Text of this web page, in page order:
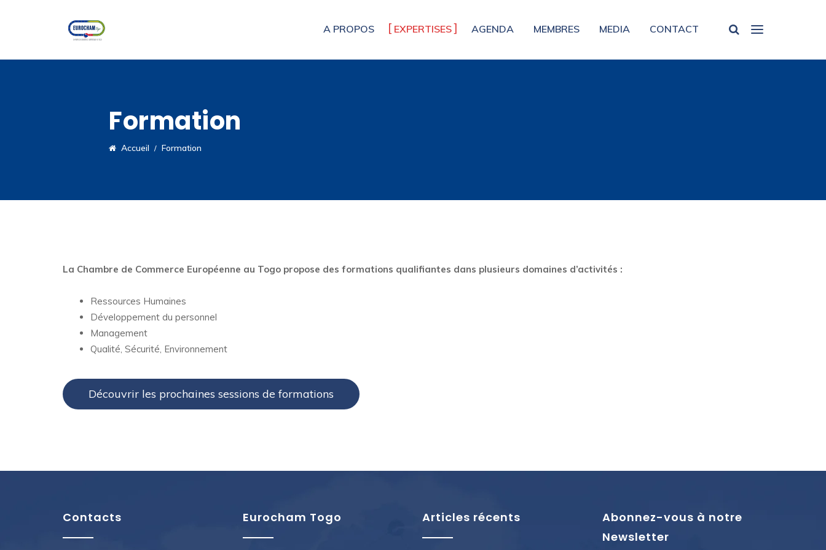
A PROPOS EXPERTISES AGENDA MEMBRES MEDIA CONTACT
Formation
Accueil Formation
La Chambre de Commerce Européenne au Togo propose des formations qualifiantes dans plusieurs domaines d’activités :
Ressources Humaines
Développement du personnel
Management
Qualité, Sécurité, Environnement
Découvrir les prochaines sessions de formations
Contacts Eurocham Togo Articles récents
Abonnez-vous à notre
Newsletter